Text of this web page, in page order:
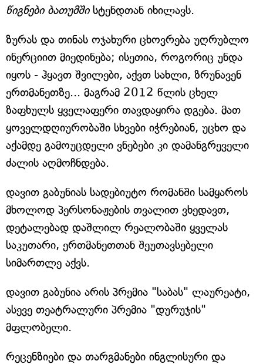
წიგნები ბათუმშისტენდთან იხილავს.
ზურას და თინას ოჯახური ცხოვრება უღრუბლო
ინერციით მიედინება; ისეთია, როგორიც უნდა
იყოს - ჰყავთ შვილები, აქვთ სახლი, ზრუნავენ
ერთმანეთზე... მაგრამ 2012 წლის ცხელ
ზაფხულს ყველაფერი თავდაყირა დგება. მათ
ყოველდღიურობაში სხვები იჭრებიან, უცხო და
აქამდე გამოუცდელი ვნებები კი დამანგრეველი
ძალის აღმოჩნდება.
დავით გაბუნიას სადებიუტო რომანში სამყაროს
მხოლოდ პერსონაჟების თვალით ვხედავთ,
დეტალებად დაშლილ რეალობაში ყველას
საკუთარი, ერთმანეთთან შეუთავსებელი
სიმართლე აქვს.
დავით გაბუნია არის პრემია "საბას" ლაურეატი,
ასევე თეატრალური პრემია "დურუჯის"
მფლობელი.
რეცენზიები და თარგმანები ინგლისური და